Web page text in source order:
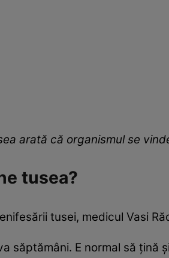
arată că organismul se
tusea?
tusei, medicul Vasi
săptămâni. E normal să țină